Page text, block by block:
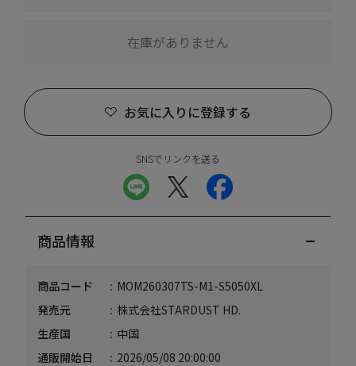
お気に入りに登録する
在庫がありません
SNSでリンクを送る
商品情報
商品コード
MOM260307TS-M1-S5050XL
発売元
株式会社STARDUST HD.
生産国
中国
通販開始日
2026/05/08 20:00:00